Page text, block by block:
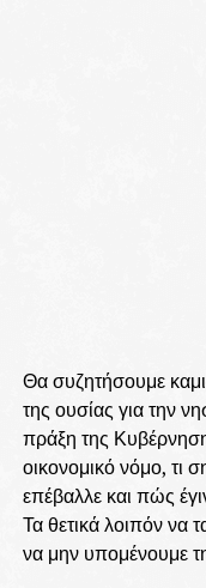
Θα συζητήσουμε
της ουσίας για την
πράξη της
οικονομικό νόμο, τι
επέβαλλε και πώς
Τα θετικά λοιπόν να
να μην υπομένουμε